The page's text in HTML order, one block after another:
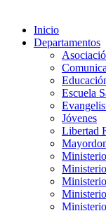
Inicio
Departamentos
Escuela
Jóvenes
Libertad